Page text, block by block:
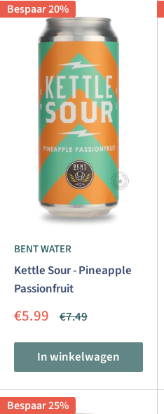
Bespaar 20%
BENT WATER
Kettle Sour - Pineapple
Passionfruit
Aanbiedingsprijs
€5.99 Normale
€7.49
In winkelwagen
Bespaar 25%